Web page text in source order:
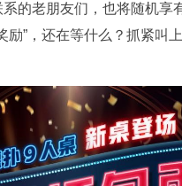
系的老朋友们，也将随机享
励”，还在等什么？抓紧叫